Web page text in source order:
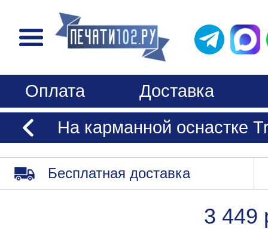
Оплата
Доставка
На карманной оснастке
Бесплатная доставка
3 449